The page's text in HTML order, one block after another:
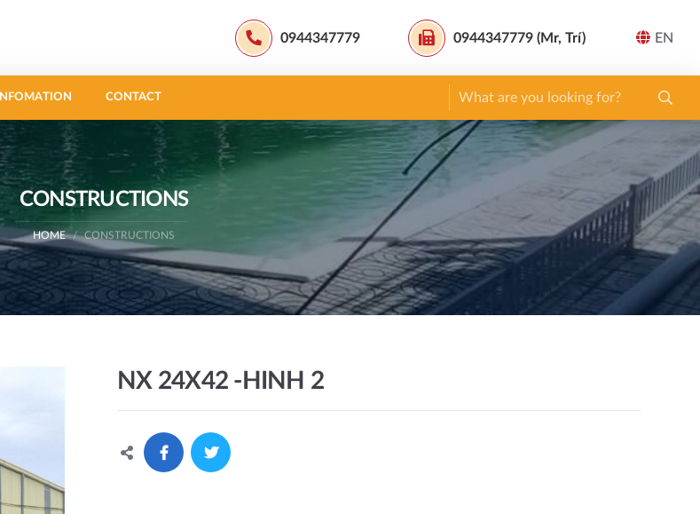
0944347779 0944347779 (Mr, Trí) EN
INFOMATION CONTACT
CONSTRUCTIONS
HOME CONSTRUCTIONS
NX 24X42 -HINH 2